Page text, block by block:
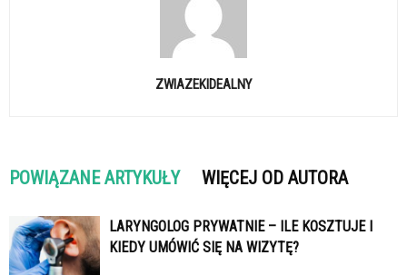
ZWIAZEKIDEALNY
POWIĄZANE ARTYKUŁY WIĘCEJ OD AUTORA
LARYNGOLOG PRYWATNIE – ILE KOSZTUJE I
KIEDY UMÓWIĆ SIĘ NA WIZYTĘ?